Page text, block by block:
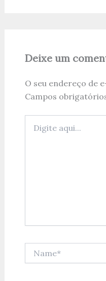
Deixe um
O seu endereço de
Campos
aqui...